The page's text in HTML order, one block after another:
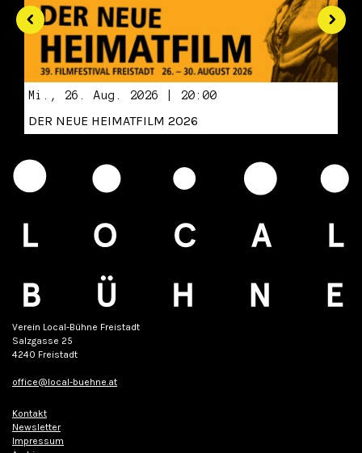
Mi., 26. Aug. 2026 | 20:00
DER NEUE HEIMATFILM 2026
Verein Local-Bühne Freistadt
Salzgasse 25
4240 Freistadt
office@local-buehne.at
Kontakt
Newsletter
Impressum